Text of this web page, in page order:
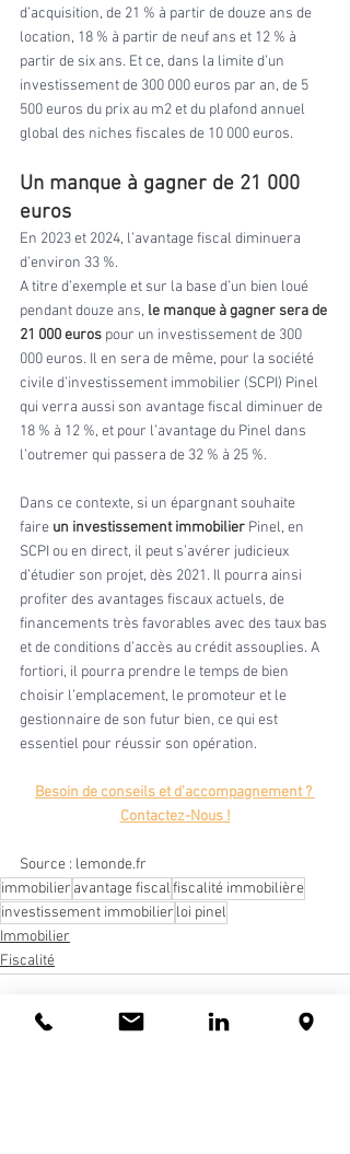
d’acquisition, de 21 % à partir de douze ans de
location, 18 % à partir de neuf ans et 12 % à
partir de six ans. Et ce, dans la limite d’un
investissement de 300 000 euros par an, de 5
500 euros du prix au m2 et du plafond annuel
global des niches fiscales de 10 000 euros.
Un manque à gagner de 21 000
euros
En 2023 et 2024, l’avantage fiscal diminuera
d’environ 33 %.
A titre d’exemple et sur la base d’un bien loué
pendant douze ans, le manque à gagner sera de
21 000 euros pour un investissement de 300
000 euros. Il en sera de même, pour la société
civile d’investissement immobilier (SCPI) Pinel
qui verra aussi son avantage fiscal diminuer de
18 % à 12 %, et pour l’avantage du Pinel dans
l’outremer qui passera de 32 % à 25 %.
Dans ce contexte, si un épargnant souhaite
faire un investissement immobilier Pinel, en
SCPI ou en direct, il peut s’avérer judicieux
d’étudier son projet, dès 2021. Il pourra ainsi
profiter des avantages fiscaux actuels, de
financements très favorables avec des taux bas
et de conditions d’accès au crédit assouplies. A
fortiori, il pourra prendre le temps de bien
choisir l’emplacement, le promoteur et le
gestionnaire de son futur bien, ce qui est
essentiel pour réussir son opération.
Besoin de conseils et d'accompagnement ?
Contactez-Nous !
Source : lemonde.fr
immobilier avantage fiscalfiscalité immobilière
investissement immobilier loi pinel
Immobilier
Fiscalité